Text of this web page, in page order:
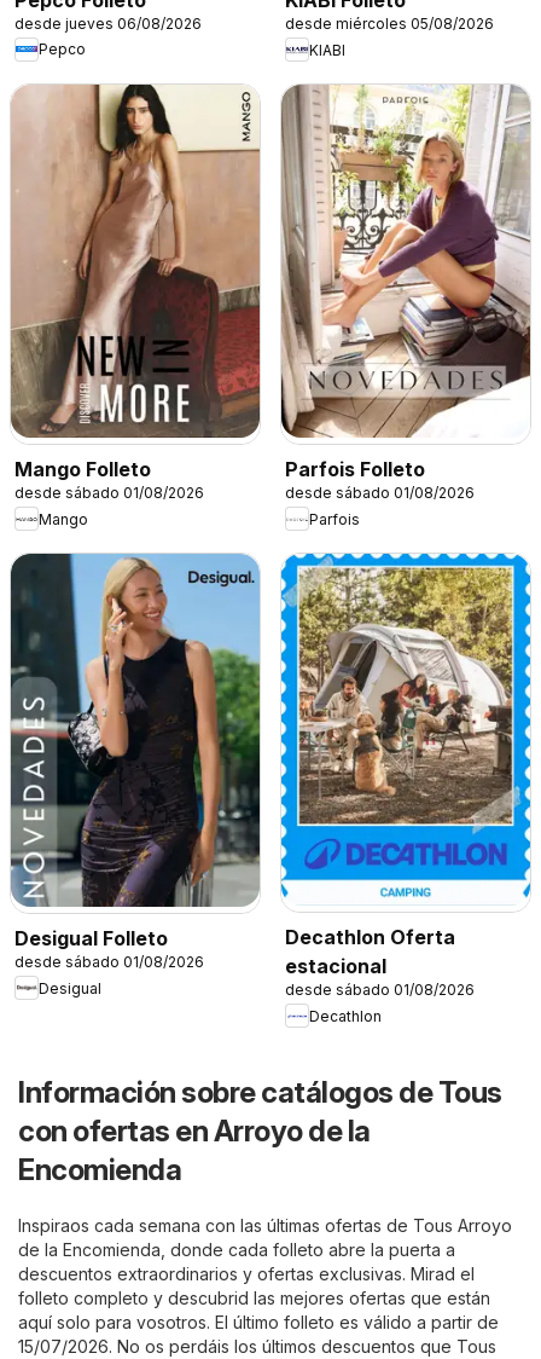
desde jueves 06/08/2026
Pepco
desde miércoles 05/08/2026
KIABI
Mango Folleto
desde sábado 01/08/2026
Mango
Parfois Folleto
desde sábado 01/08/2026
Parfois
Desigual Folleto
desde sábado 01/08/2026
Desigual
Decathlon Oferta
estacional
desde sábado 01/08/2026
Decathlon
Información sobre catálogos de Tous
con ofertas en Arroyo de la
Encomienda
Inspiraos cada semana con las últimas ofertas de Tous Arroyo
de la Encomienda, donde cada folleto abre la puerta a
descuentos extraordinarios y ofertas exclusivas. Mirad el
folleto completo y descubrid las mejores ofertas que están
aquí solo para vosotros. El último folleto es válido a partir de
15/07/2026. No os perdáis los últimos descuentos que Tous